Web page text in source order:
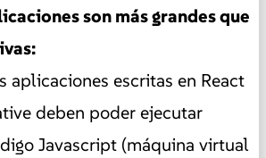
son más grandes que
aplicaciones escritas en React
deben poder ejecutar
Javascript (máquina virtual